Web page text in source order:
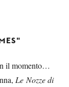
il momento…
Le Nozze di